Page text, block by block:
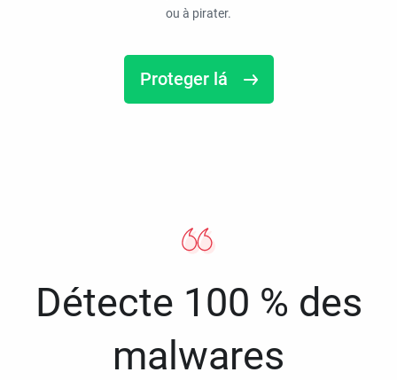
ou à pirater.
Proteger lá
Détecte 100 % des
malwares